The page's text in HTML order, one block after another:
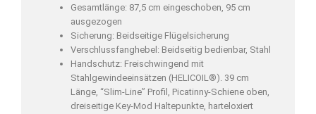
Gesamtlänge: 87,5 cm eingeschoben, 95 cm
ausgezogen
Sicherung: Beidseitige Flügelsicherung
Verschlussfanghebel: Beidseitig bedienbar, Stahl
Handschutz: Freischwingend mit
Stahlgewindeeinsätzen (HELICOIL®). 39 cm
Länge, “Slim-Line” Profil, Picatinny-Schiene oben,
dreiseitige Key-Mod Haltepunkte, harteloxiert